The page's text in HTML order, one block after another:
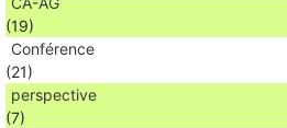
(19)
Conférence
(21)
perspective
(7)